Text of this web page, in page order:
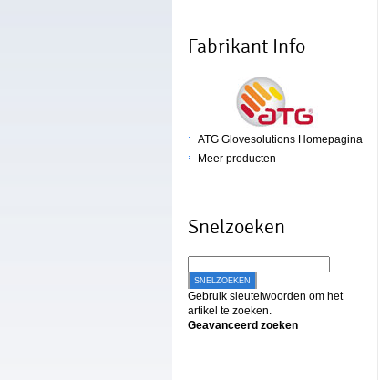
Fabrikant Info
ATG Glovesolutions Homepagina
Meer producten
Snelzoeken
SNELZOEKEN
Gebruik sleutelwoorden om het
artikel te zoeken.
Geavanceerd zoeken